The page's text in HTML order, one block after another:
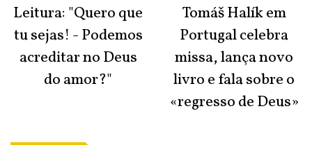
Leitura: "Quero que
tu sejas! - Podemos
acreditar no Deus
do amor?"
Tomáš Halík em
Portugal celebra
missa, lança novo
livro e fala sobre o
«regresso de Deus»